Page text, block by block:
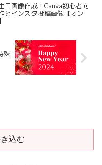
日画像作成！Canva初心者向
とインスタ投稿画像【オン
殊
込む